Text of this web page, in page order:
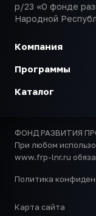
р/23 «О фонде
Народной
Компания
Программы
Каталог
ФОНД РАЗВИТИЯ
При любом
www.frp-lnr.ru
Политика
Карта сайта